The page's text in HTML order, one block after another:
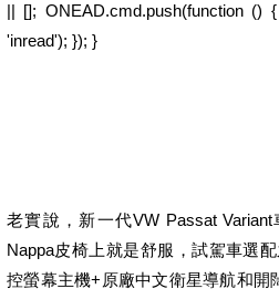
|| []; ONEAD.cmd.push(function ()
'inread'); }); }
老實說，新一代VW Passat
Nappa皮椅上就是舒服，試駕車選
控螢幕主機+原廠中文衛星導航和開